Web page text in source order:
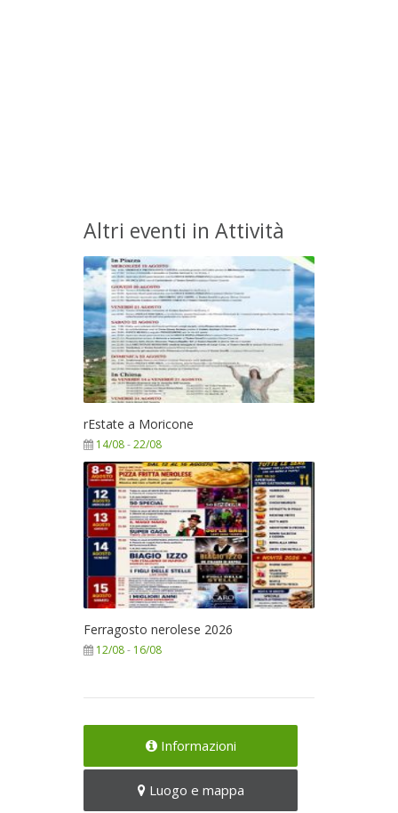
Altri eventi in Attività
rEstate a Moricone
14/08-22/08
Ferragosto nerolese 2026
12/08- 16/08
Informazioni
Luogo e mappa